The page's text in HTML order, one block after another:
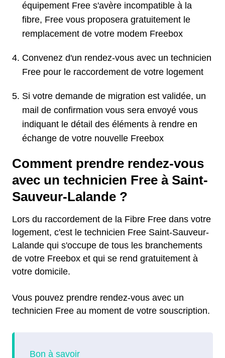
équipement Free s'avère incompatible à la
fibre, Free vous proposera gratuitement le
remplacement de votre modem Freebox
Convenez d'un rendez-vous avec un technicien
Free pour le raccordement de votre logement
Si votre demande de migration est validée, un
mail de confirmation vous sera envoyé vous
indiquant le détail des éléments à rendre en
échange de votre nouvelle Freebox
Comment prendre rendez-vous
avec un technicien Free à Saint-
Sauveur-Lalande ?
Lors du raccordement de la Fibre Free dans votre
logement, c'est le technicien Free Saint-Sauveur-
Lalande qui s'occupe de tous les branchements
de votre Freebox et qui se rend gratuitement à
votre domicile.
Vous pouvez prendre rendez-vous avec un
technicien Free au moment de votre souscription.